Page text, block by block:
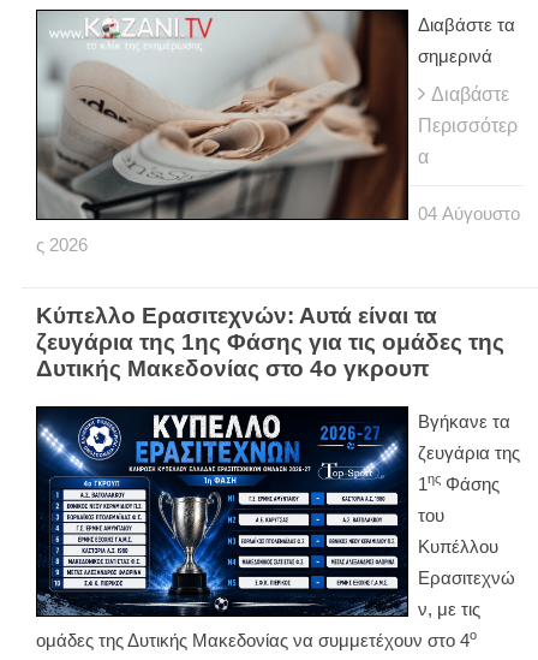
Διαβάστε τα
σημερινά
Διαβάστε
Περισσότερ
α
04 Αύγουστο
ς 2026
Κύπελλο Ερασιτεχνών: Αυτά είναι τα
ζευγάρια της 1ης Φάσης για τις ομάδες της
Δυτικής Μακεδονίας στο 4ο γκρουπ
Βγήκανε τα
ζευγάρια της
1ης Φάσης
του
Κυπέλλου
Ερασιτεχνώ
ν, με τις
ομάδες της Δυτικής Μακεδονίας να συμμετέχουν στο 4ο